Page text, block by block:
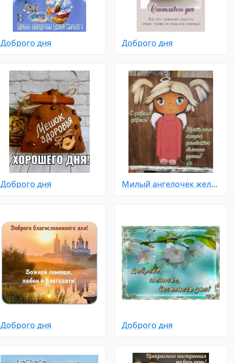
Доброго дня Доброго дня
Доброго дня Милый ангелочек желает всем доброго утра и большой удачи
Доброго дня Доброго дня